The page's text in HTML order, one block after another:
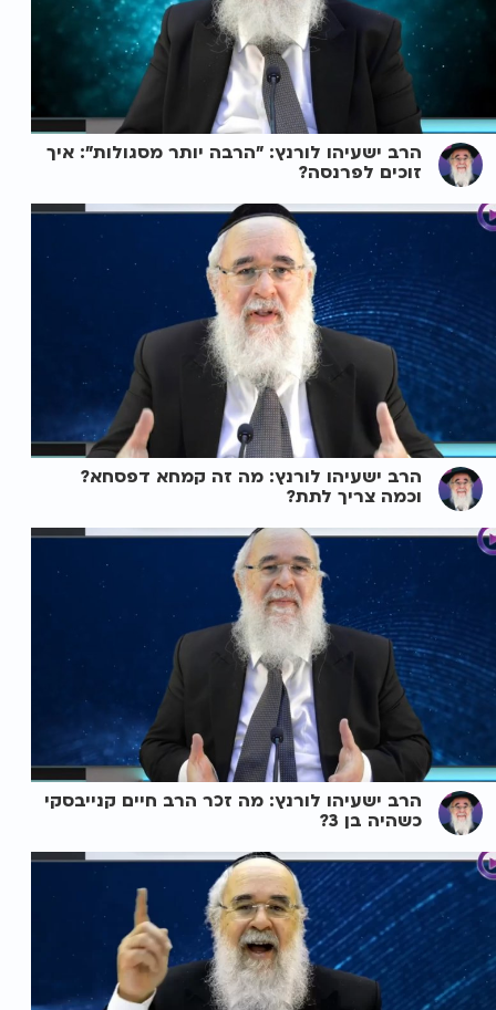
הרב ישעיהו לורנץ: "הרבה יותר מסגולות": איך
זוכים לפרנסה?
הרב ישעיהו לורנץ: מה זה קמחא דפסחא?
וכמה צריך לתת?
הרב ישעיהו לורנץ: מה זכר הרב חיים קנייבסקי
כשהיה בן 3?